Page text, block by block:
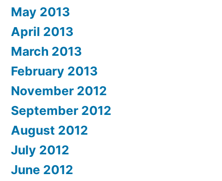
May 2013
April 2013
March 2013
February 2013
November 2012
September 2012
August 2012
July 2012
June 2012